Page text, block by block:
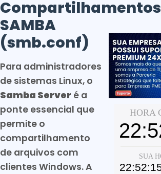
Compartilhamentos
SAMBA
(smb.conf)
Para administradores
de sistemas Linux, o
Samba Server é a
ponte essencial que
permite o
compartilhamento
de arquivos com
clientes Windows. A